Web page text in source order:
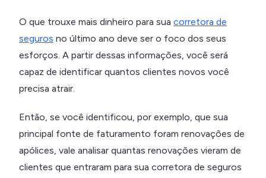
O que trouxe mais dinheiro para sua corretora de
seguros no último ano deve ser o foco dos seus
esforços. A partir dessas informações, você será
capaz de identificar quantos clientes novos você
precisa atrair.
Então, se você identificou, por exemplo, que sua
principal fonte de faturamento foram renovações de
apólices, vale analisar quantas renovações vieram de
clientes que entraram para sua corretora de seguros